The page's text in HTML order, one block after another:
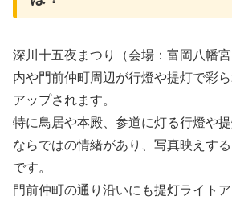
深川十五夜まつり（会場：富岡八幡
内や門前仲町周辺が行燈や提灯で彩
アップされます。
特に鳥居や本殿、参道に灯る行燈や
ならではの情緒があり、写真映えす
です。
門前仲町の通り沿いにも提灯ライト